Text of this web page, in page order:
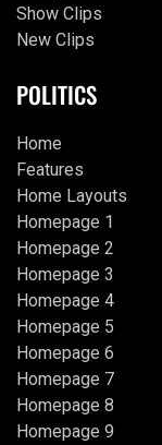
Show Clips
New Clips
POLITICS
Home
Features
Home Layouts
Homepage 1
Homepage 2
Homepage 3
Homepage 4
Homepage 5
Homepage 6
Homepage 7
Homepage 8
Homepage 9